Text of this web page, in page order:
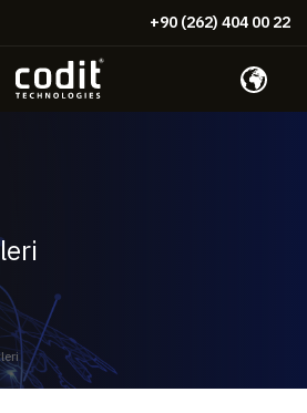
+90 (262) 404 00 22